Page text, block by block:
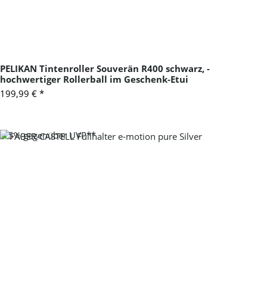
PELIKAN Tintenroller Souverän R400 schwarz, -
hochwertiger Rollerball im Geschenk-Etui
199,99 € *
-15%gegenüber UVP**